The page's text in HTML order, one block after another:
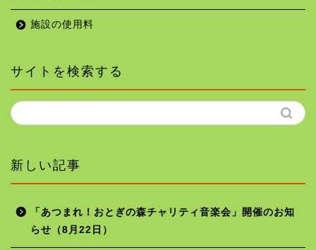
施設の使用料
サイトを検索する
新しい記事
「あつまれ！おとぎの森チャリティ音楽会」開催のお知
らせ（8月22日）